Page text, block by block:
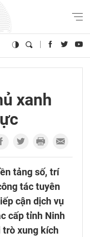
xanh
tảng số, trí
tác tuyên
cận dịch vụ
cấp tỉnh Ninh
trò xung kích